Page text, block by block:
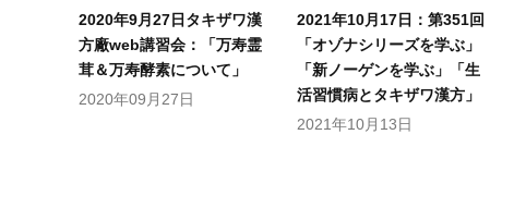
2020年9月27日タキザワ漢
方廠web講習会：「万寿霊
茸＆万寿酵素について」
2020年09月27日
2021年10月17日：第351回
「オゾナシリーズを学ぶ」
「新ノーゲンを学ぶ」「生
活習慣病とタキザワ漢方」
2021年10月13日